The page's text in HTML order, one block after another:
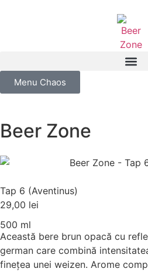
Menu Chaos
Beer Zone
Tap 6 (Aventinus)
29,00 lei
500 ml
Această bere brun opacă cu
german care combină
finețea unei weizen. Arome